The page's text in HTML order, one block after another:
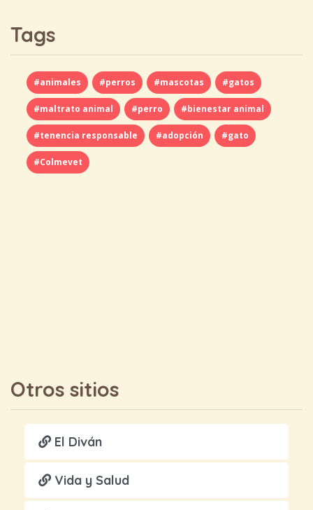
Tags
#animales #perros #mascotas #gatos
#maltrato animal #perro #bienestar animal
#tenencia responsable #adopción #gato
#Colmevet
Otros sitios
El Diván
Vida y Salud